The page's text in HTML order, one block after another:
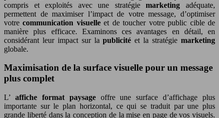
compris et exploités avec une stratégiemarketingadéquate,
permettent de maximiser l’impact de votre message, d’optimiser
votrecommunication visuelleet de toucher votre public cible de
manière plus efficace. Examinons ces avantages en détail, en
considérant leur impact sur lapublicitéet la stratégiemarketing
globale.
Maximisation de la surface visuelle pour un message
plus complet
L’ affiche format paysage offre une surface d’affichage plus
importante sur le plan horizontal, ce qui se traduit par une plus
grande liberté dans la conception de la mise en page de vos visuels.